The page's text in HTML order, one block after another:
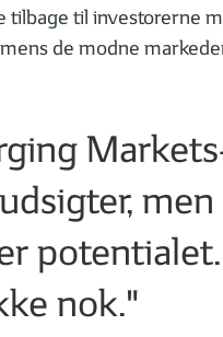
til investorerne
de modne
nok."